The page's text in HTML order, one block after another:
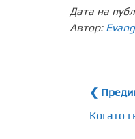
Дата на
Автор:
❮
Когато